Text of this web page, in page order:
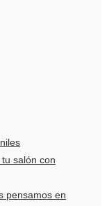
salón con
pensamos en